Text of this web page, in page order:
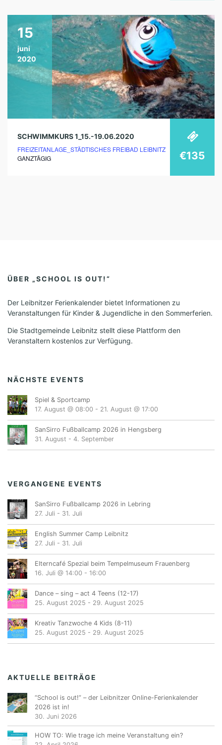
15
juni
2020
SCHWIMMKURS 1_15.-19.06.2020
FREIZEITANLAGE_STÄDTISCHES FREIBAD LEIBNITZ
GANZTÄGIG
€135
ÜBER „SCHOOL IS OUT!“
Der Leibnitzer Ferienkalender bietet Informationen zu
Veranstaltungen für Kinder & Jugendliche in den Sommerferien.
Die Stadtgemeinde Leibnitz stellt diese Plattform den
Veranstaltern kostenlos zur Verfügung.
NÄCHSTE EVENTS
Spiel & Sportcamp
17. August @ 08:00 - 21. August @ 17:00
SanSirro Fußballcamp 2026 in Hengsberg
31. August - 4. September
VERGANGENE EVENTS
SanSirro Fußballcamp 2026 in Lebring
27. Juli - 31. Juli
English Summer Camp Leibnitz
27. Juli - 31. Juli
Elterncafé Spezial beim Tempelmuseum Frauenberg
16. Juli @ 14:00 - 16:00
Dance – sing – act 4 Teens (12-17)
25. August 2025 - 29. August 2025
Kreativ Tanzwoche 4 Kids (8-11)
25. August 2025 - 29. August 2025
AKTUELLE BEITRÄGE
“School is out!” – der Leibnitzer Online-Ferienkalender
2026 ist in!
30. Juni 2026
HOW TO: Wie trage ich meine Veranstaltung ein?